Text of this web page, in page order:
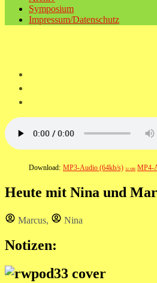
Symposium
Impressum/Datenschutz
Download: MP3-Audio (64kb/s) 32 MB MP4-
Heute mit Nina und
Marcus, Nina
Notizen: